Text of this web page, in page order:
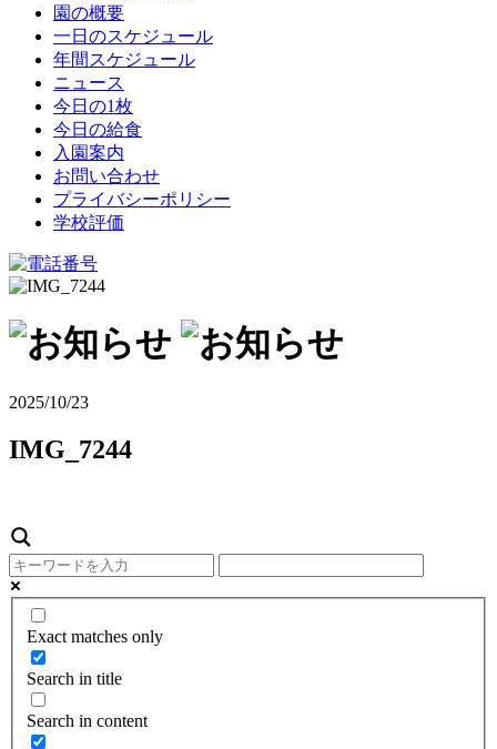
園の概要
一日のスケジュール
年間スケジュール
ニュース
今日の1枚
今日の給食
入園案内
お問い合わせ
プライバシーポリシー
学校評価
2025/10/23
IMG_7244
Exact matches only
Search in title
Search in content